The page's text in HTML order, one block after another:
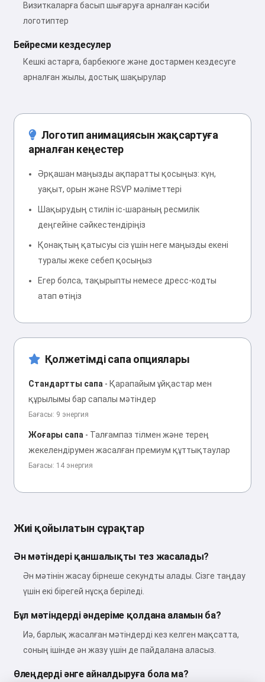
Визиткаларға басып шығаруға арналған кәсіби
логотиптер
Бейресми кездесулер
Кешкі астарға, барбекюге және достармен кездесуге
арналған жылы, достық шақырулар
Логотип анимациясын жақсартуға
арналған кеңестер
Әрқашан маңызды ақпаратты қосыңыз: күн,
уақыт, орын және RSVP мәліметтері
Шақырудың стилін іс-шараның ресмилік
деңгейіне сәйкестендіріңіз
Қонақтың қатысуы сіз үшін неге маңызды екені
туралы жеке себеп қосыңыз
Егер болса, тақырыпты немесе дресс-кодты
атап өтіңіз
Қолжетімді сапа опциялары
Стандартты сапа - Қарапайым ұйқастар мен
құрылымы бар сапалы мәтіндер
Бағасы: 9 энергия
Жоғары сапа - Талғампаз тілмен және терең
жекелендірумен жасалған премиум құттықтаулар
Бағасы: 14 энергия
Жиі қойылатын сұрақтар
Ән мәтіндері қаншалықты тез жасалады?
Ән мәтінін жасау бірнеше секундты алады. Сізге таңдау
үшін екі бірегей нұсқа беріледі.
Бұл мәтіндерді әндеріме қолдана аламын ба?
Иә, барлық жасалған мәтіндерді кез келген мақсатта,
соның ішінде ән жазу үшін де пайдалана аласыз.
Өлеңдерді әнге айналдыруға бола ма?